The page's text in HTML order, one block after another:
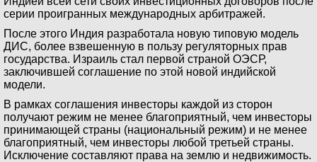
серии проигранных международных арбитражей.
После этого Индия разработала новую типовую модель
ДИС, более взвешенную в пользу регуляторных прав
государства. Израиль стал первой страной ОЭСР,
заключившей соглашение по этой новой индийской
модели.
В рамках соглашения инвесторы каждой из сторон
получают режим не менее благоприятный, чем инвесторы
принимающей страны (национальный режим) и не менее
благоприятный, чем инвесторы любой третьей страны.
Исключение составляют права на землю и недвижимость.